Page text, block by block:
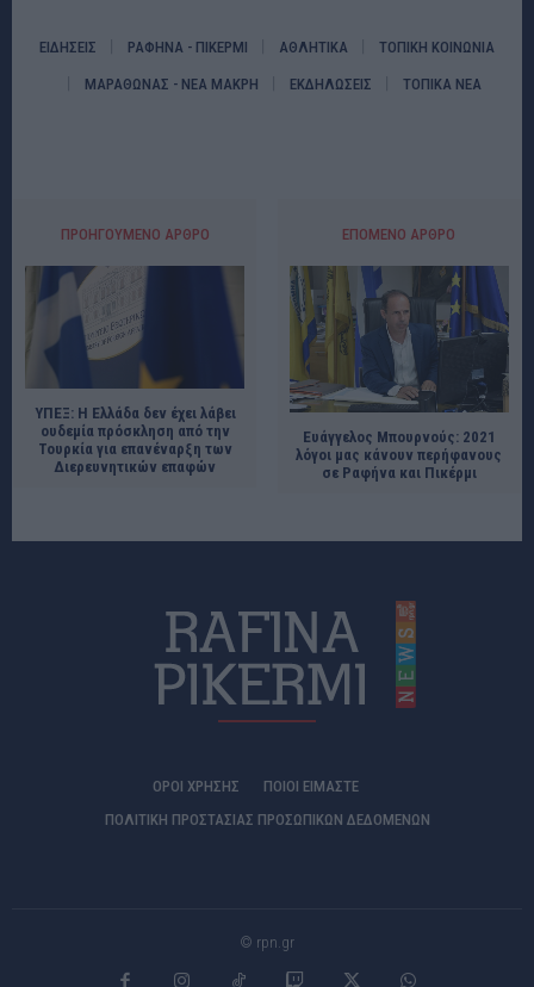
ΕΙΔΗΣΕΙΣ ΡΑΦΗΝΑ - ΠΙΚΕΡΜΙ ΑΘΛΗΤΙΚΑ ΤΟΠΙΚΗ ΚΟΙΝΩΝΙΑ
ΜΑΡΑΘΩΝΑΣ - ΝΕΑ ΜΑΚΡΗ ΕΚΔΗΛΩΣΕΙΣ ΤΟΠΙΚΑ ΝΕΑ
ΠΡΟΗΓΟΎΜΕΝΟ ΆΡΘΡΟ
ΥΠΕΞ: Η Ελλάδα δεν έχει λάβει
ουδεμία πρόσκληση από την
Τουρκία για επανέναρξη των
Διερευνητικών επαφών
ΕΠΌΜΕΝΟ ΆΡΘΡΟ
Ευάγγελος Μπουρνούς: 2021
λόγοι μας κάνουν περήφανους
σε Ραφήνα και Πικέρμι
ΟΡΟΙ ΧΡΗΣΗΣ
ΠΟΙΟΊ ΕΊΜΑΣΤΕ
ΠΟΛΙΤΙΚΗ ΠΡΟΣΤΑΣΙΑΣ ΠΡΟΣΩΠΙΚΩΝ ΔΕΔΟΜΕΝΩΝ
© rpn.gr